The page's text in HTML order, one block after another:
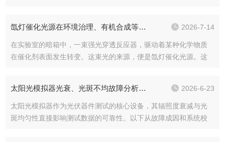
流选择是短弧氙灯...
氙灯催化光源在环境治理、有机合成等领域中有着实际应用 2026-7-14
在实验室的暗箱中，一束强光穿透反应器，驱动着某种化学物质
在催化剂表面发生转变。这束光的来源，便是氙灯催化光源。这
基础意义。氙灯催...
太阳光模拟器光衰、光斑不均故障分析与校准方案 2026-6-23
太阳光模拟器作为光伏器件测试的核心设备，其辐照度衰减与光
斑均匀性直接影响测试数据的可靠性。以下从故障成因和系统校